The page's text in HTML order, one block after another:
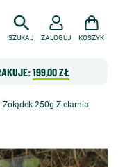
SZUKAJ
199,00 ZŁ
ZALOGUJ KOSZYK
Żołądek 250g Zielarnia